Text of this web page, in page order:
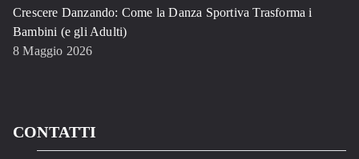
Crescere Danzando: Come la Danza Sportiva Trasforma i
Bambini (e gli Adulti)
8 Maggio 2026
CONTATTI